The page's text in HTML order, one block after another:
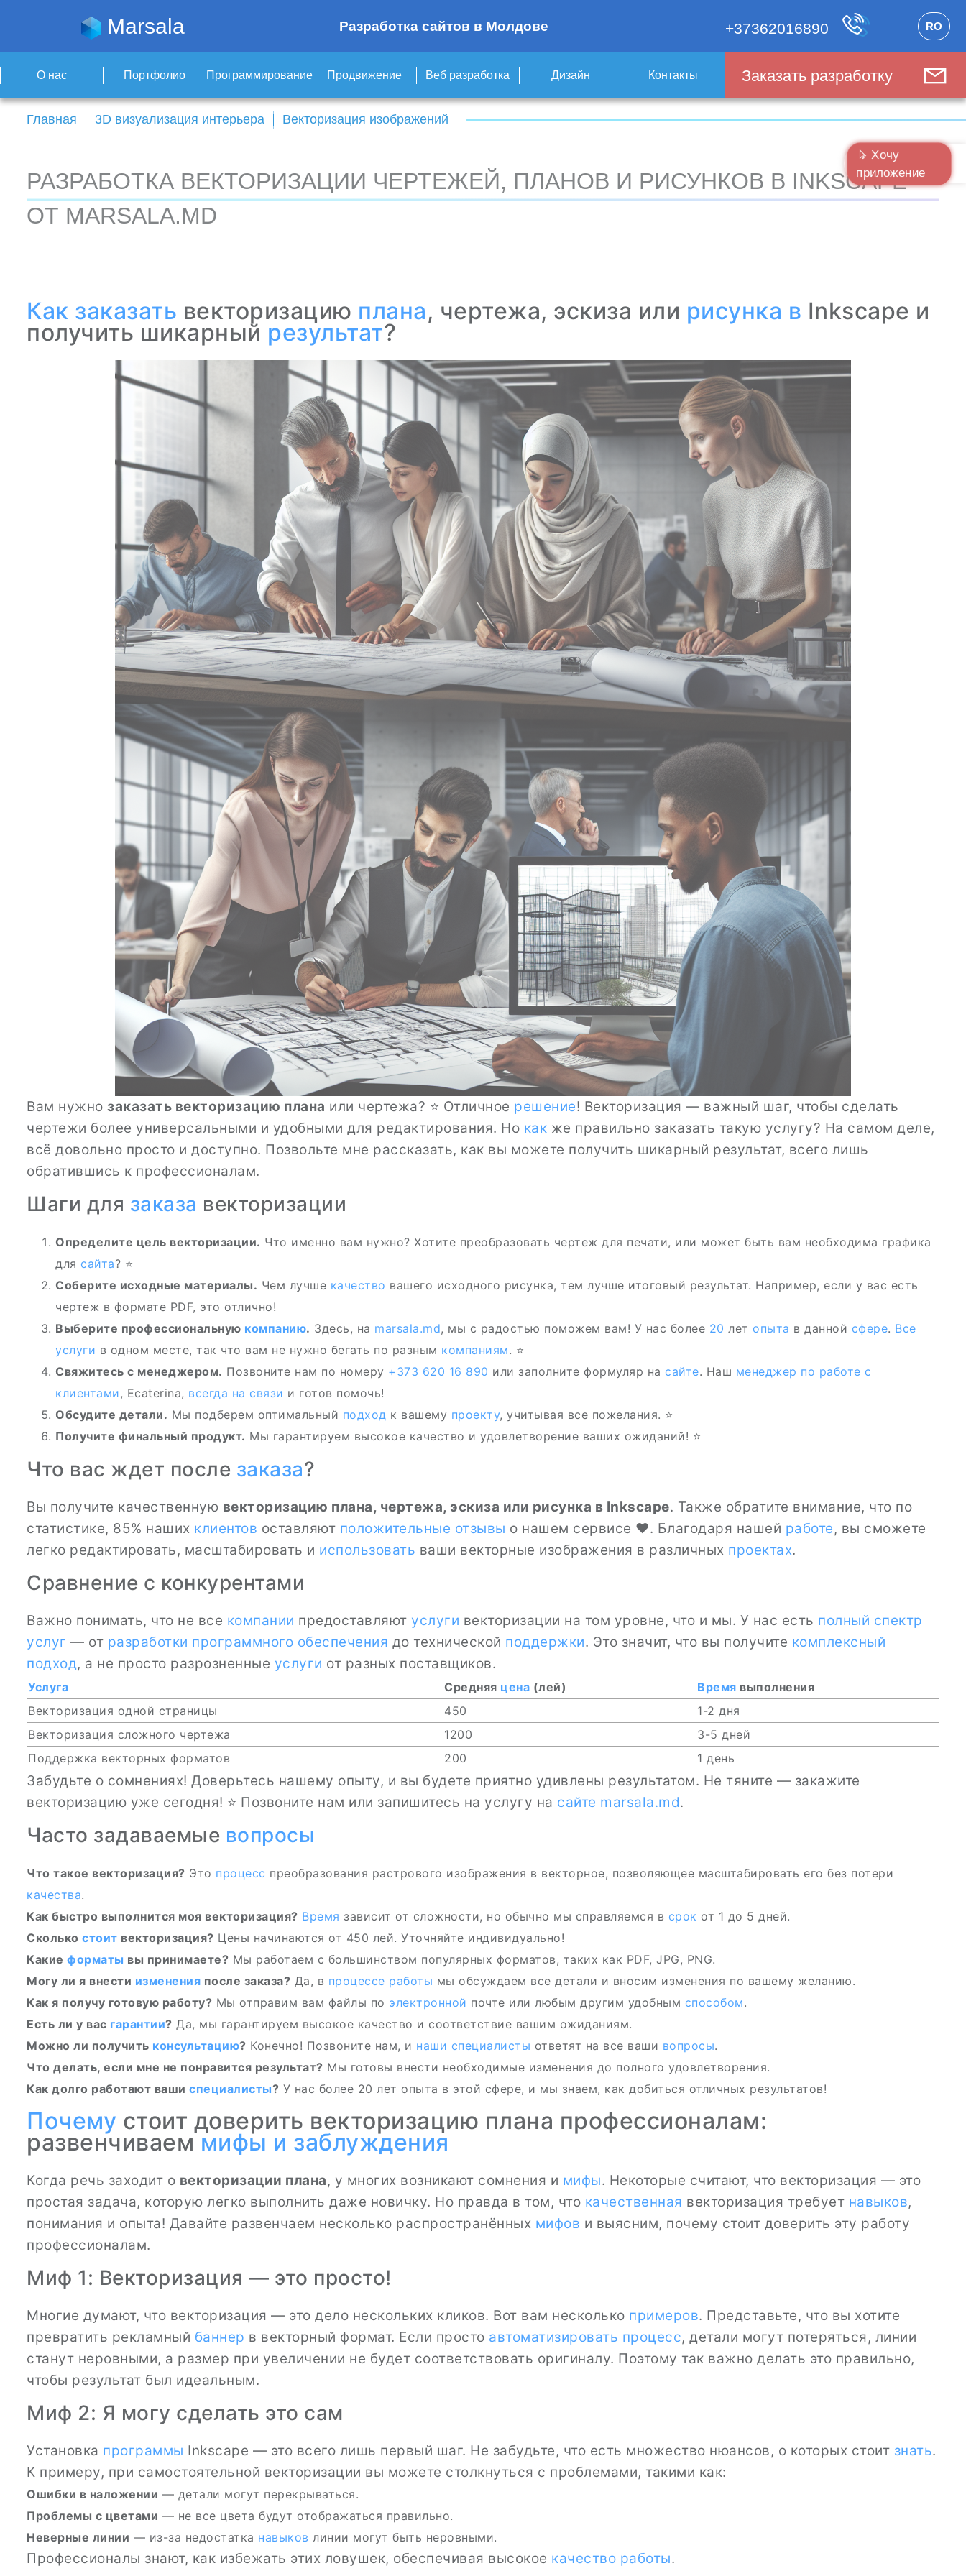
Marsala Разработка сайтов в Молдове +37362016890 RO
О нас Портфолио Программирование Продвижение Веб разработка Дизайн Контакты Заказать разработку
Главная 3D визуализация интерьера Векторизация изображений
РАЗРАБОТКА ВЕКТОРИЗАЦИИ ЧЕРТЕЖЕЙ, ПЛАНОВ И РИСУНКОВ В INKSCAPE
ОТ MARSALA.MD
Как заказать векторизацию плана, чертежа, эскиза или рисунка в Inkscape и
получить шикарный результат?
Вам нужно заказать векторизацию плана или чертежа? ⭐ Отличное решение! Векторизация — важный шаг, чтобы сделать
чертежи более универсальными и удобными для редактирования. Но как же правильно заказать такую услугу? На самом деле,
всё довольно просто и доступно. Позвольте мне рассказать, как вы можете получить шикарный результат, всего лишь
обратившись к профессионалам.
Шаги для заказа векторизации
Определите цель векторизации. Что именно вам нужно? Хотите преобразовать чертеж для печати, или может быть вам необходима графика
для сайта? ⭐
Соберите исходные материалы. Чем лучше качество вашего исходного рисунка, тем лучше итоговый результат. Например, если у вас есть
чертеж в формате PDF, это отлично!
Выберите профессиональную компанию. Здесь, на marsala.md, мы с радостью поможем вам! У нас более 20 лет опыта в данной сфере. Все
услуги в одном месте, так что вам не нужно бегать по разным компаниям. ⭐
Свяжитесь с менеджером. Позвоните нам по номеру +373 620 16 890 или заполните формуляр на сайте. Наш менеджер по работе с
клиентами, Ecaterina, всегда на связи и готов помочь!
Обсудите детали. Мы подберем оптимальный подход к вашему проекту, учитывая все пожелания. ⭐
Получите финальный продукт. Мы гарантируем высокое качество и удовлетворение ваших ожиданий! ⭐
Что вас ждет после заказа?
Вы получите качественную векторизацию плана, чертежа, эскиза или рисунка в Inkscape. Также обратите внимание, что по
статистике, 85% наших клиентов оставляют положительные отзывы о нашем сервисе ❤️. Благодаря нашей работе, вы сможете
легко редактировать, масштабировать и использовать ваши векторные изображения в различных проектах.
Сравнение с конкурентами
Важно понимать, что не все компании предоставляют услуги векторизации на том уровне, что и мы. У нас есть полный спектр
услуг — от разработки программного обеспечения до технической поддержки. Это значит, что вы получите комплексный
подход, а не просто разрозненные услуги от разных поставщиков.
Услуга Средняя цена (лей) Время выполнения
Векторизация одной страницы
450
1-2 дня
Векторизация сложного чертежа
1200
3-5 дней
Поддержка векторных форматов
200 1 день
Забудьте о сомнениях! Доверьтесь нашему опыту, и вы будете приятно удивлены результатом. Не тяните — закажите
векторизацию уже сегодня! ⭐ Позвоните нам или запишитесь на услугу на сайте marsala.md.
Часто задаваемые вопросы
Что такое векторизация? Это процесс преобразования растрового изображения в векторное, позволяющее масштабировать его без потери
качества.
Как быстро выполнится моя векторизация? Время зависит от сложности, но обычно мы справляемся в срок от 1 до 5 дней.
Сколько стоит векторизация? Цены начинаются от 450 лей. Уточняйте индивидуально!
Какие форматы вы принимаете? Мы работаем с большинством популярных форматов, таких как PDF, JPG, PNG.
Могу ли я внести изменения после заказа? Да, в процессе работы мы обсуждаем все детали и вносим изменения по вашему желанию.
Как я получу готовую работу? Мы отправим вам файлы по электронной почте или любым другим удобным способом.
Есть ли у вас гарантии? Да, мы гарантируем высокое качество и соответствие вашим ожиданиям.
Можно ли получить консультацию? Конечно! Позвоните нам, и наши специалисты ответят на все ваши вопросы.
Что делать, если мне не понравится результат? Мы готовы внести необходимые изменения до полного удовлетворения.
Как долго работают ваши специалисты? У нас более 20 лет опыта в этой сфере, и мы знаем, как добиться отличных результатов!
Почему стоит доверить векторизацию плана профессионалам:
развенчиваеммифы и заблуждения
Когда речь заходит о векторизации плана, у многих возникают сомнения и мифы. Некоторые считают, что векторизация — это
простая задача, которую легко выполнить даже новичку. Но правда в том, что качественная векторизация требует навыков,
понимания и опыта! Давайте развенчаем несколько распространённых мифов и выясним, почему стоит доверить эту работу
профессионалам.
Миф 1: Векторизация — это просто!
Многие думают, что векторизация — это дело нескольких кликов. Вот вам несколько примеров. Представьте, что вы хотите
превратить рекламный баннер в векторный формат. Если просто автоматизировать процесс, детали могут потеряться, линии
станут неровными, а размер при увеличении не будет соответствовать оригиналу. Поэтому так важно делать это правильно,
чтобы результат был идеальным.
Миф 2: Я могу сделать это сам
Установка программы Inkscape — это всего лишь первый шаг. Не забудьте, что есть множество нюансов, о которых стоит знать.
К примеру, при самостоятельной векторизации вы можете столкнуться с проблемами, такими как:
Ошибки в наложении — детали могут перекрываться.
Проблемы с цветами — не все цвета будут отображаться правильно.
Неверные линии — из-за недостатка навыков линии могут быть неровными.
Профессионалы знают, как избежать этих ловушек, обеспечивая высокое качество работы.
Хочу
приложение